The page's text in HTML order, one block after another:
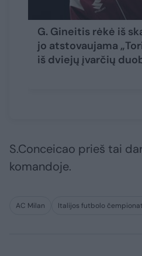
G. Gineitis rėkė iš
jo atstovaujama
iš dviejų įvarčių
S.Conceicao prieš tai
komandoje.
AC Milan Italijos futbolo